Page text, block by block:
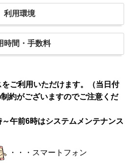
利用環境
時間・手数料
ご利用いただけます。（当日付
約がございますのでご注意くだ
午前6時はシステムメンテナンス
・・・スマートフォン